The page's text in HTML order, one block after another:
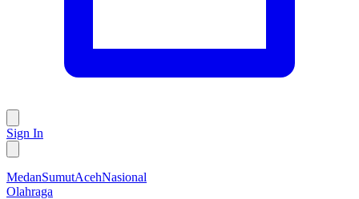
Sign In
MedanSumutAcehNasional
Olahraga